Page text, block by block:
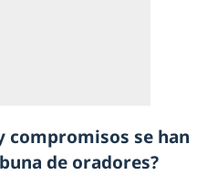
compromisos se han
de oradores?